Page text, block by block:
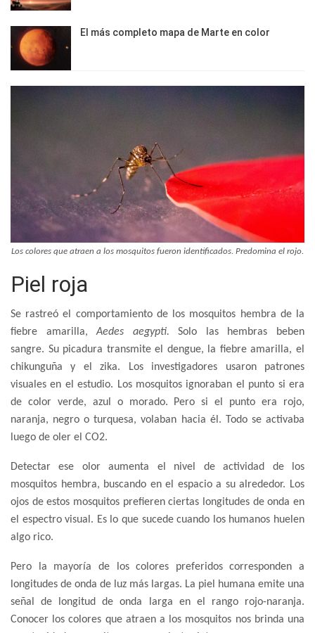
El más completo mapa de Marte en color
Los colores que atraen a los mosquitos fueron identificados. Predomina el rojo.
Piel roja
Se rastreó el comportamiento de los mosquitos hembra de la
fiebre amarilla,Aedes aegypti. Solo las hembras beben
sangre. Su picadura transmite el dengue, la fiebre amarilla, el
chikunguña y el zika. Los investigadores usaron patrones
visuales en el estudio. Los mosquitos ignoraban el punto si era
de color verde, azul o morado. Pero si el punto era rojo,
naranja, negro o turquesa, volaban hacia él. Todo se activaba
luego de oler el CO2.
Detectar ese olor aumenta el nivel de actividad de los
mosquitos hembra, buscando en el espacio a su alrededor. Los
ojos de estos mosquitos prefieren ciertas longitudes de onda en
el espectro visual. Es lo que sucede cuando los humanos huelen
algo rico.
Pero la mayoría de los colores preferidos corresponden a
longitudes de onda de luz más largas. La piel humana emite una
señal de longitud de onda larga en el rango rojo-naranja.
Conocer los colores que atraen a los mosquitos nos brinda una